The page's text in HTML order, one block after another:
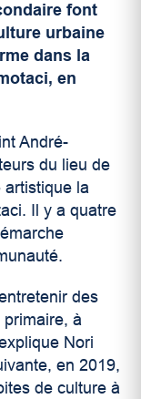
font
urbaine
dans la
en
André-
du lieu de
artistique la
Il y a quatre
des
primaire, à
Nori
en 2019,
de culture à